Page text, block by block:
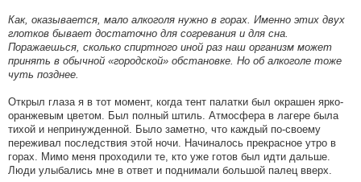
Как, оказывается, мало алкоголя нужно в горах. Именно этих двух
глотков бывает достаточно для согревания и для сна.
Поражаешься, сколько спиртного иной раз наш организм может
принять в обычной «городской» обстановке. Но об алкоголе тоже
чуть позднее.
Открыл глаза я в тот момент, когда тент палатки был окрашен ярко-
оранжевым цветом. Был полный штиль. Атмосфера в лагере была
тихой и непринужденной. Было заметно, что каждый по-своему
переживал последствия этой ночи. Начиналось прекрасное утро в
горах. Мимо меня проходили те, кто уже готов был идти дальше.
Люди улыбались мне в ответ и поднимали большой палец вверх.